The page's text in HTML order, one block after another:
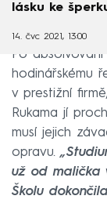
lásku ke
14. čvc 2021, 13:00
Po absolvování
hodinářskému
v prestižní
Rukama jí
musí jejich
opravu.
už od malička
Školu